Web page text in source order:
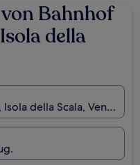
Bahnhof
della
della Scala, Veneto,